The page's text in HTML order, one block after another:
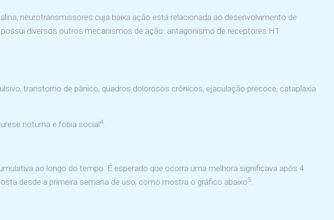
neurotransmissores cuja baixa ação está relacionada ao desenvolvimento de
diversos outros mecanismos de ação: antagonismo de receptores H1
transtorno de pânico, quadros dolorosos crônicos, ejaculação precoce, cataplaxia
noturna e fobia social4.
ao longo do tempo. É esperado que ocorra uma melhora significava após 4
desde a primeira semana de uso, como mostra o gráfico abaixo5.